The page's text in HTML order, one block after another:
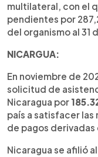
multilateral, con el
pendientes por
del organismo al 31
NICARGUA:
En noviembre de
solicitud de
Nicaragua por
país a satisfacer
de pagos derivadas
Nicaragua se afilió